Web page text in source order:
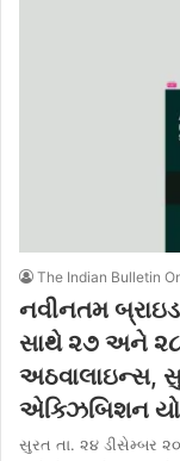
The Indian Bulletin
નવીનતમ
સાથે ૨૭ અને ૨૮
અઠવાલાઇન્સ,
એક્ઝિબિશન
સુરત તા. ૨૪ ડીસેમ્બર